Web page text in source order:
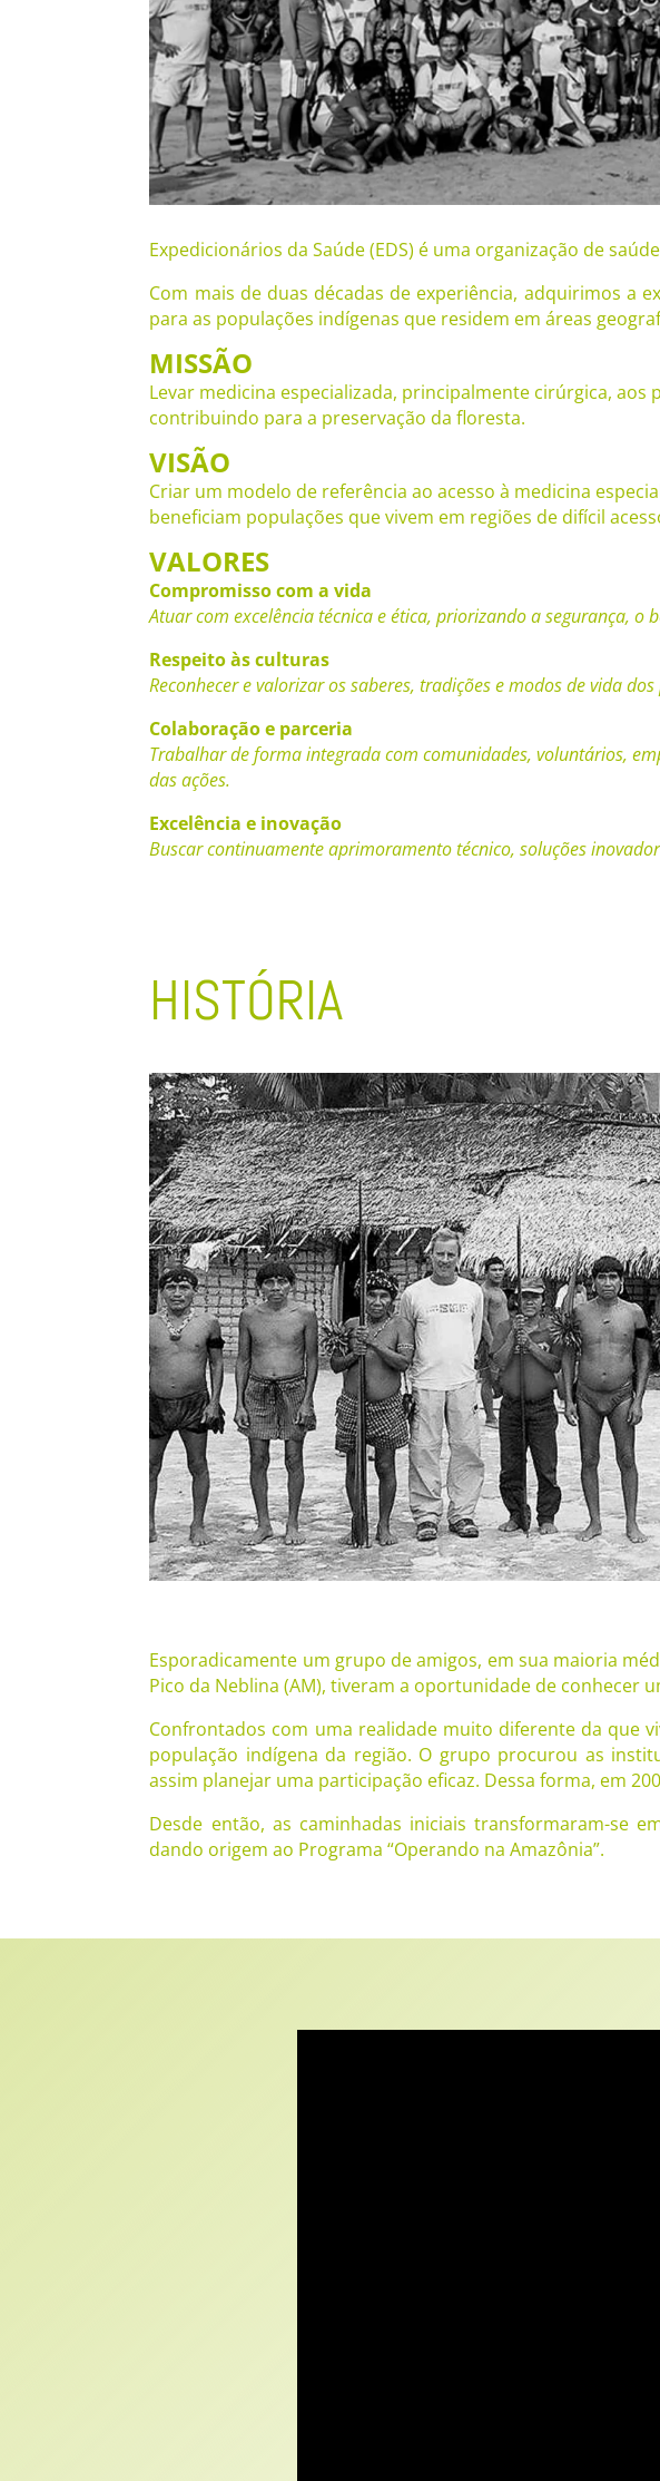
Expedicionários da Saúde (EDS) é uma organização de
Com mais de duas décadas de experiência, adquirimos a
para as populações indígenas que residem em áreas
MISSÃO
Levar medicina especializada, principalmente cirúrgica,
contribuindo para a preservação da floresta.
VISÃO
Criar um modelo de referência ao acesso à medicina
beneficiam populações que vivem em regiões de difícil
VALORES
Compromisso com a vida
Atuar com excelência técnica e ética, priorizando a segurança, o
Respeito às culturas
Reconhecer e valorizar os saberes, tradições e modos de vida
Colaboração e parceria
Trabalhar de forma integrada com comunidades, voluntários,
das ações.
Excelência e inovação
Buscar continuamente aprimoramento técnico, soluções
HISTÓRIA
Esporadicamente um grupo de amigos, em sua maioria
Pico da Neblina (AM), tiveram a oportunidade de conhecer
Confrontados com uma realidade muito diferente da que
população indígena da região. O grupo procurou as
assim planejar uma participação eficaz. Dessa forma, em
Desde então, as caminhadas iniciais transformaram-se
dando origem ao Programa “Operando na Amazônia”.